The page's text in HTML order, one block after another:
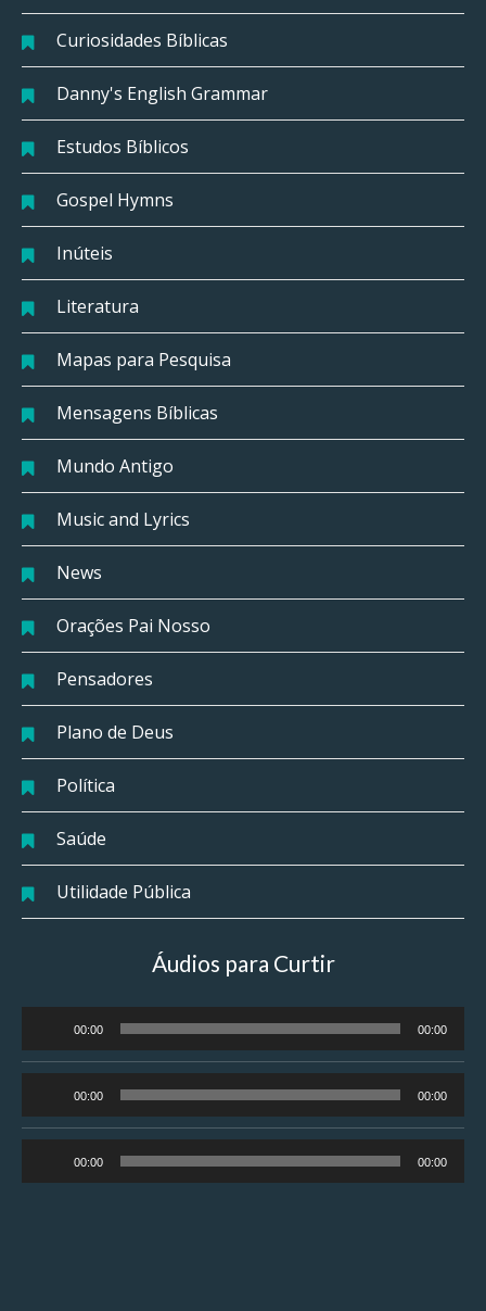
Curiosidades Bíblicas
Danny's English Grammar
Estudos Bíblicos
Gospel Hymns
Inúteis
Literatura
Mapas para Pesquisa
Mensagens Bíblicas
Mundo Antigo
Music and Lyrics
News
Orações Pai Nosso
Pensadores
Plano de Deus
Política
Saúde
Utilidade Pública
Áudios para Curtir
de
áudio
00:00 00:00
de
áudio
00:00 00:00
de
00:00 00:00